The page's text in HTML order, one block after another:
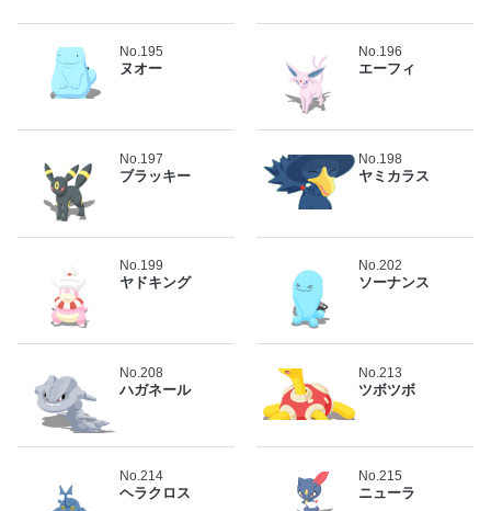
No.195
ヌオー
No.196
エーフィ
No.197
ブラッキー
No.198
ヤミカラス
No.199
ヤドキング
No.202
ソーナンス
No.208
ハガネール
No.213
ツボツボ
No.214
ヘラクロス
No.215
ニューラ